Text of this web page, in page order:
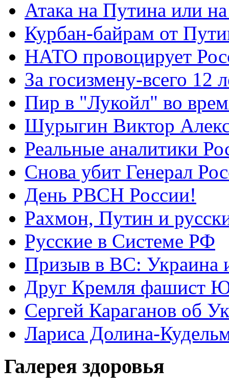
Атака на Путина или
Курбан-байрам от
НАТО провоцирует
За госизмену-всего 12
Пир в "Лукойл" во
Шурыгин Виктор
Реальные аналитики
Снова убит Генерал
День РВСН России!
Рахмон, Путин и
Русские в Системе РФ
Призыв в ВС: Украина
Друг Кремля фашист
Сергей Караганов об
Лариса Долина-
Галерея здоровья